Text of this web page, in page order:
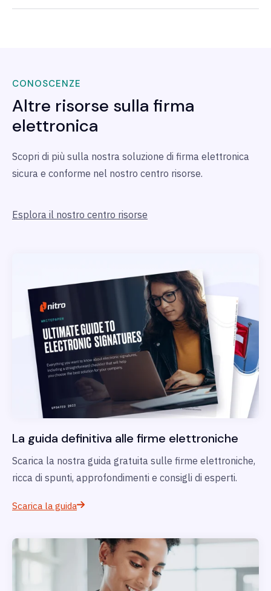
CONOSCENZE
Altre risorse sulla firma
elettronica
Scopri di più sulla nostra soluzione di firma elettronica
sicura e conforme nel nostro centro risorse.
Esplora il nostro centro risorse
La guida definitiva alle firme elettroniche
Scarica la nostra guida gratuita sulle firme elettroniche,
ricca di spunti, approfondimenti e consigli di esperti.
Scarica la guida